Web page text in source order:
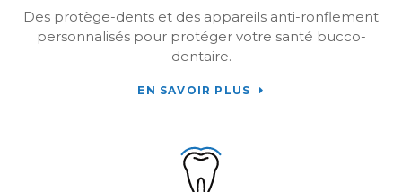
Des protège-dents et des appareils anti-ronflement
personnalisés pour protéger votre santé bucco-
dentaire.
EN SAVOIR PLUS